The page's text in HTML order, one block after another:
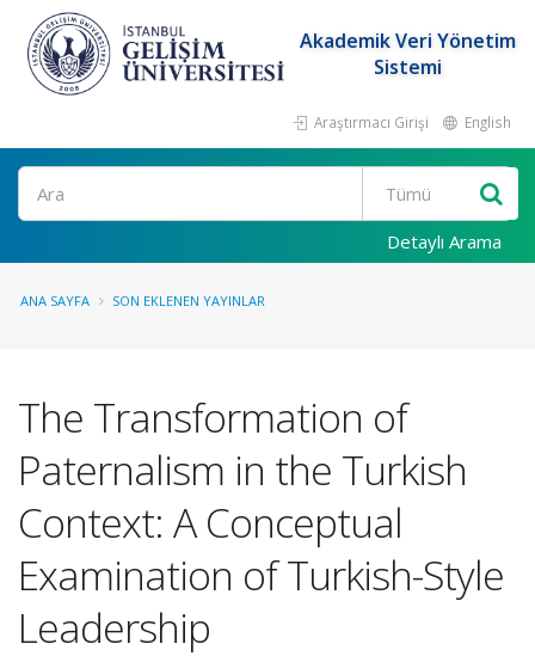
Akademik Veri Yönetim
Sistemi
Araştırmacı Girişi English
Ara
Detaylı Arama
ANA SAYFA SON EKLENEN YAYINLAR
The Transformation of
Paternalism in the Turkish
Context: A Conceptual
Examination of Turkish-Style
Leadership